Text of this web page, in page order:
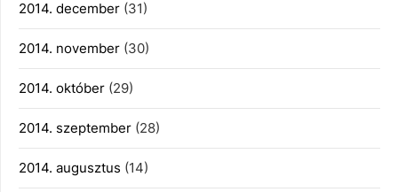
2014. december (31)
2014. november (30)
2014. október (29)
2014. szeptember (28)
2014. augusztus (14)